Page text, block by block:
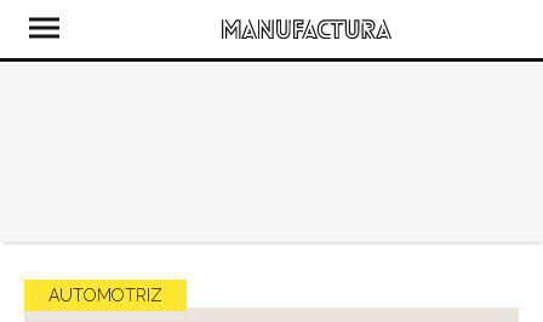
AUTOMOTRIZ